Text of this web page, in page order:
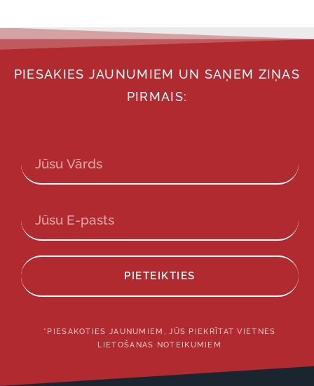
PIESAKIES JAUNUMIEM UN SAŅEM ZIŅAS
PIRMAIS:
PIETEIKTIES
*PIESAKOTIES JAUNUMIEM, JŪS PIEKRĪTAT VIETNES
LIETOŠANAS NOTEIKUMIEM